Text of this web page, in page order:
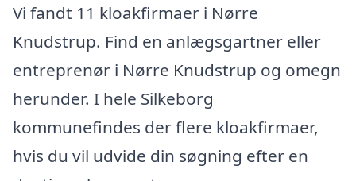
Vi fandt 11 kloakfirmaer i Nørre
Knudstrup. Find en anlægsgartner eller
entreprenør i Nørre Knudstrup og omegn
herunder. I hele Silkeborg
kommunefindes der flere kloakfirmaer,
hvis du vil udvide din søgning efter en